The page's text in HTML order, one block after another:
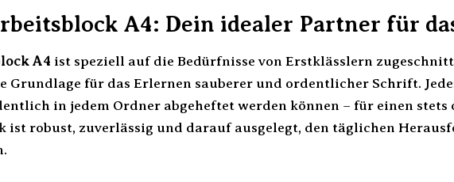
A4: Dein idealer Partner für
A4 ist speziell auf die Bedürfnisse von Erstklässlern
Grundlage für das Erlernen sauberer und ordentlicher Schrift.
in jedem Ordner abgeheftet werden können – für einen
ist robust, zuverlässig und darauf ausgelegt, den täglichen